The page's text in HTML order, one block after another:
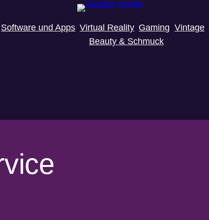
Software und Apps Virtual Reality Gaming Vintage
Beauty & Schmuck